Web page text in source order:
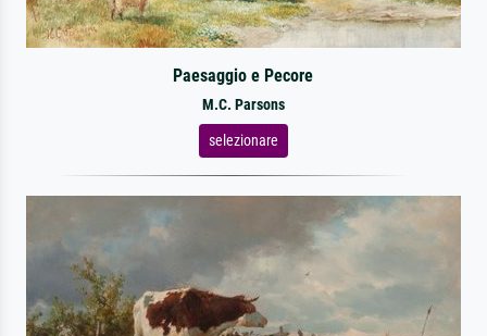
Paesaggio e Pecore
M.C. Parsons
selezionare